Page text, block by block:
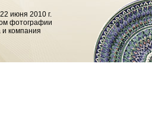
июня 2010 г.
фотографии
и компания